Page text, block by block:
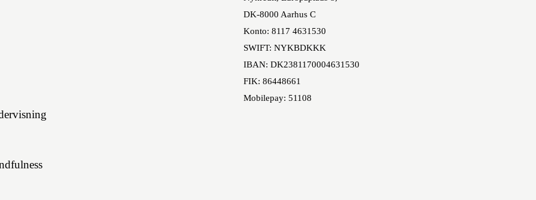
DK-8000 Aarhus C
Konto: 8117 4631530
SWIFT: NYKBDKKK
IBAN: DK2381170004631530
FIK: 86448661
Mobilepay: 51108